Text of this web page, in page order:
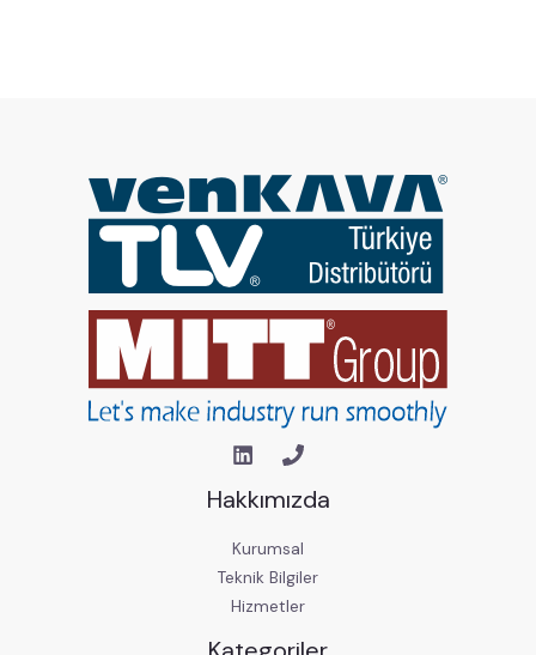
Hakkımızda
Kurumsal
Teknik Bilgiler
Hizmetler